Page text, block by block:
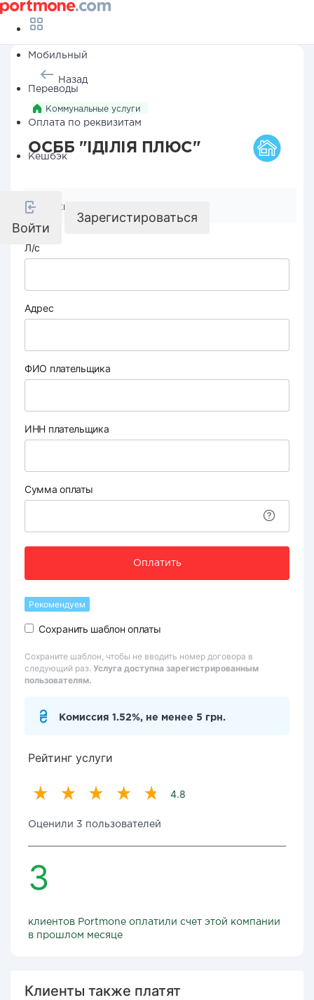
Мобильный
Переводы
Оплата по реквизитам
Кешбэк
Войти
Зарегистироваться
Назад
Коммунальные услуги
ОСББ "ІДІЛІЯ ПЛЮС"
Реквизиты компании
Л/с
Адрес
ФИО плательщика
ИНН плательщика
Сумма оплаты
Оплатить
Рекомендуем
Сохранить шаблон оплаты
Сохраните шаблон, чтобы не вводить номер договора в
следующий раз. Услуга доступна зарегистрированным
пользователям.
Комиссия 1.52%, не менее 5 грн.
Рейтинг услуги
4.8
Оценили 3 пользователей
3
клиентов Portmone оплатили счет этой компании
в прошлом месяце
Клиенты также платят